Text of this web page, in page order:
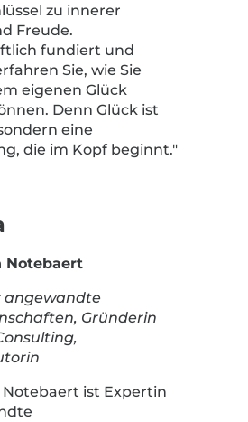
zu innerer
Freude.
fundiert und
Sie, wie Sie
eigenen Glück
Denn Glück ist
eine
die im Kopf beginnt."
Notebaert
angewandte
Gründerin
Notebaert ist Expertin